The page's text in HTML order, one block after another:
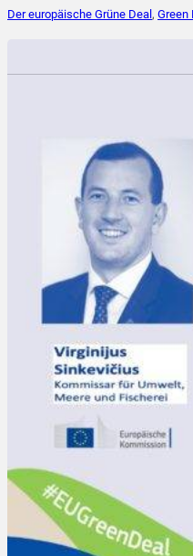
Der europäische Grüne Deal , Green